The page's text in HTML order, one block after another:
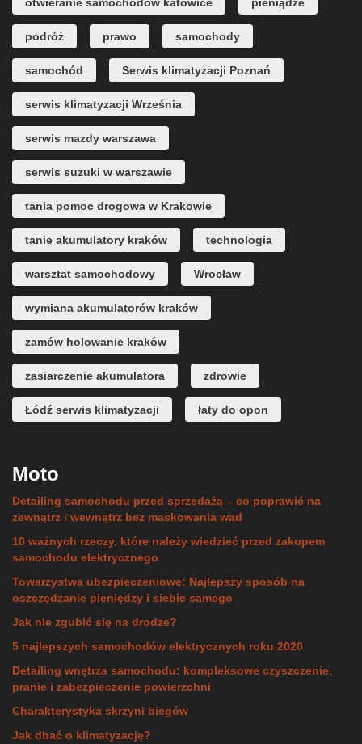
podróż prawo samochody
samochód Serwis klimatyzacji Poznań
serwis klimatyzacji Września
serwis mazdy warszawa
serwis suzuki w warszawie
tania pomoc drogowa w Krakowie
tanie akumulatory kraków technologia
warsztat samochodowy Wrocław
wymiana akumulatorów kraków
zamów holowanie kraków
zasiarczenie akumulatora zdrowie
Łódź serwis klimatyzacji łaty do opon
Moto
Detailing samochodu przed sprzedażą – co poprawić na
zewnątrz i wewnątrz bez maskowania wad
10 ważnych rzeczy, które należy wiedzieć przed zakupem
samochodu elektrycznego
Towarzystwa ubezpieczeniowe: Najlepszy sposób na
oszczędzanie pieniędzy i siebie samego
Jak nie zgubić się na drodze?
5 najlepszych samochodów elektrycznych roku 2020
Detailing wnętrza samochodu: kompleksowe czyszczenie,
pranie i zabezpieczenie powierzchni
Charakterystyka skrzyni biegów
Jak dbać o klimatyzację?